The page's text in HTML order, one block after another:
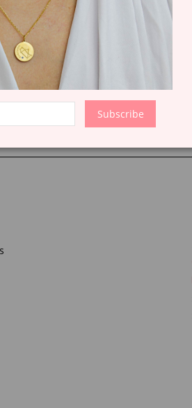
de contacto en el aviso legal.
Guardar
Subscribe